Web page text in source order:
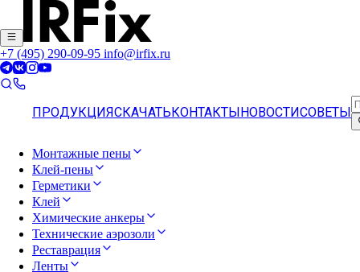
+7 (495) 290-09-95 info@irfix.ru
ПРОДУКЦИЯСКАЧАТЬКОНТАКТЫ НОВОСТИСОВЕТЫ
Монтажные пены
Клей-пены
Герметики
Клей
Химические анкеры
Технические аэрозоли
Реставрация
Ленты